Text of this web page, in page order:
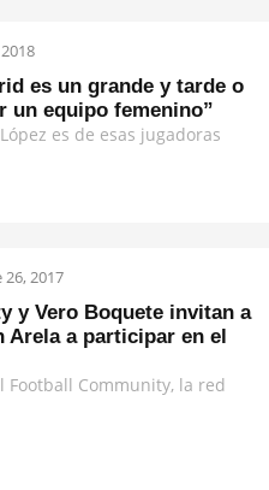
es un grande y tarde o
un equipo femenino”
es de esas jugadoras
2017
y Vero Boquete invitan a
a participar en el
Football Community, la red